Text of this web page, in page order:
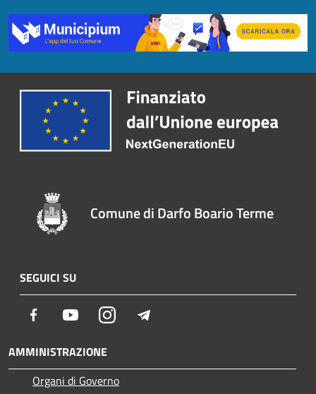
Comune di Darfo Boario Terme
SEGUICI SU
Facebook YoutubeInstagram
AMMINISTRAZIONE
Organi di Governo